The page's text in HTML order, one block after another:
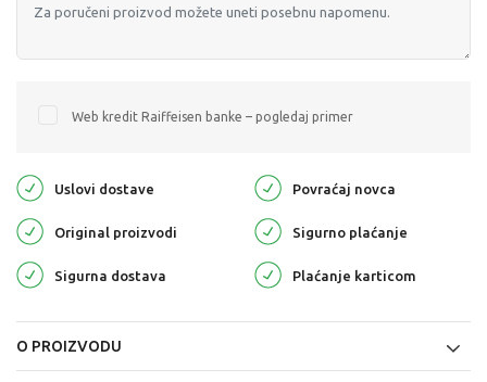
Web kredit Raiffeisen banke – pogledaj primer
Uslovi dostave Povraćaj novca
Original proizvodi Sigurno plaćanje
Sigurna dostava Plaćanje karticom
O PROIZVODU